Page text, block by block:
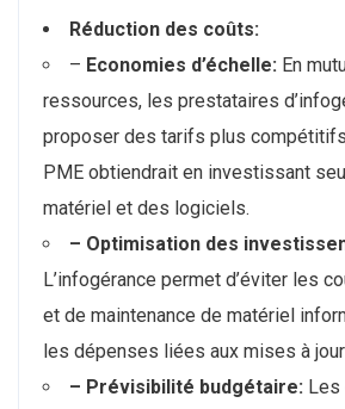
Réduction des coûts:
– Economies d’échelle: En
ressources, les prestataires
proposer des tarifs plus compétitifs
PME obtiendrait en investissant
matériel et des logiciels.
– Optimisation des
L’infogérance permet d’éviter les
et de maintenance de matériel
les dépenses liées aux mises à
– Prévisibilité budgétaire: Les